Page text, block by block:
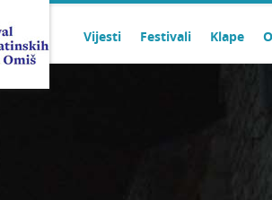
Vijesti Festivali Klape